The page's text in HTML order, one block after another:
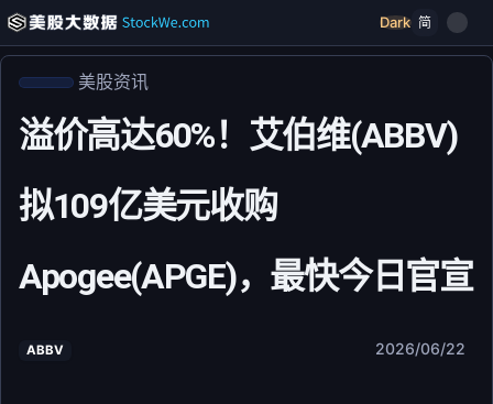
Dark 简
美股资讯
溢价高达60%！艾伯维(ABBV)
拟109亿美元收购
Apogee(APGE)，最快今日官宣
ABBV 2026/06/22